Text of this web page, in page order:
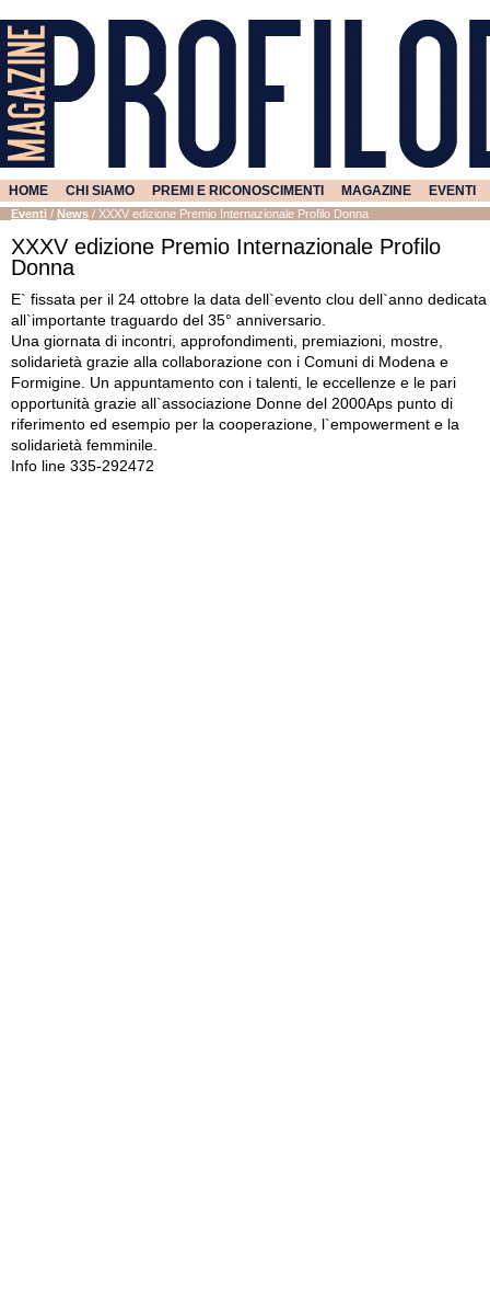
HOME CHI SIAMO PREMI E RICONOSCIMENTI MAGAZINE EVENTI
Eventi / News / XXXV edizione Premio Internazionale Profilo Donna
XXXV edizione Premio Internazionale Profilo
Donna
E` fissata per il 24 ottobre la data dell`evento clou dell`anno dedicata
all`importante traguardo del 35° anniversario.
Una giornata di incontri, approfondimenti, premiazioni, mostre,
solidarietà grazie alla collaborazione con i Comuni di Modena e
Formigine. Un appuntamento con i talenti, le eccellenze e le pari
opportunità grazie all`associazione Donne del 2000Aps punto di
riferimento ed esempio per la cooperazione, l`empowerment e la
solidarietà femminile.
Info line 335-292472